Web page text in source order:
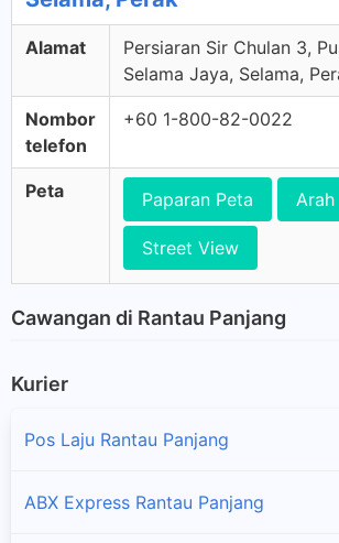
Alamat
Persiaran Sir Chulan 3,
Selama Jaya, Selama,
Nombor
telefon
+60 1-800-82-0022
Peta Paparan Peta Arah
Street View
Cawangan di Rantau Panjang
Kurier
Pos Laju Rantau Panjang
ABX Express Rantau Panjang